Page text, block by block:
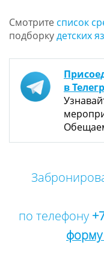
Смотрите список
подборкудетских
в
по телефону
форму